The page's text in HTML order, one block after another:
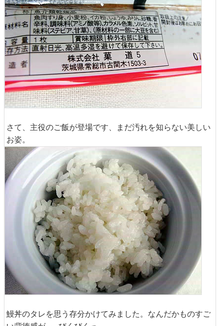
さて、主役のご飯が登場です、まだ汚れを知らない美しい
お姿。
鰻丼のタレを思う存分かけてみました。なんだかものすご